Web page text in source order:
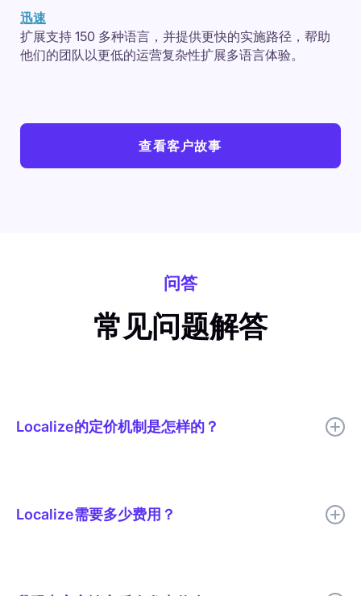
迅速
扩展支持 150 多种语言，并提供更快的实施路径，帮助
他们的团队以更低的运营复杂性扩展多语言体验。
查看客户故事
问答
常见问题解答
Localize的定价机制是怎样的？
由于不同团队的需求差异很大，运营一个静态网站的公司与管理一
个支持 10 种语言的 Web 应用程序的公司，其付费方式截然不
Localize需要多少费用？
方案与管理一个包含 10 种语言且审批流程严格的 Web 应用的公